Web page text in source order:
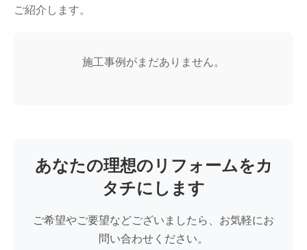
ご紹介します。
施工事例がまだありません。
あなたの理想のリフォームをカ
タチにします
ご希望やご要望などございましたら、お気軽にお
問い合わせください。